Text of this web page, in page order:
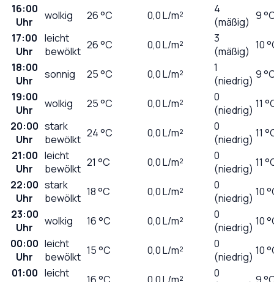
16:00
Uhr
wolkig 26°C 0,0L/m²
4
(mäßig) 9
17:00
Uhr
leicht
bewölkt 26°C 0,0L/m²
3
(mäßig) 10
18:00
Uhr
sonnig 25°C 0,0L/m²
1
(niedrig) 9
19:00
Uhr
wolkig 25°C 0,0L/m²
0
(niedrig) 11
20:00
Uhr
stark
bewölkt 24°C 0,0L/m²
0
(niedrig) 11
21:00
Uhr
leicht
bewölkt 21 °C 0,0L/m²
0
(niedrig) 11
22:00
Uhr
stark
bewölkt 18°C 0,0L/m²
0
(niedrig) 10
23:00
Uhr
wolkig 16°C 0,0L/m²
0
(niedrig) 10
00:00
Uhr
leicht
bewölkt 15°C 0,0L/m²
0
(niedrig) 10
01:00 leicht
0